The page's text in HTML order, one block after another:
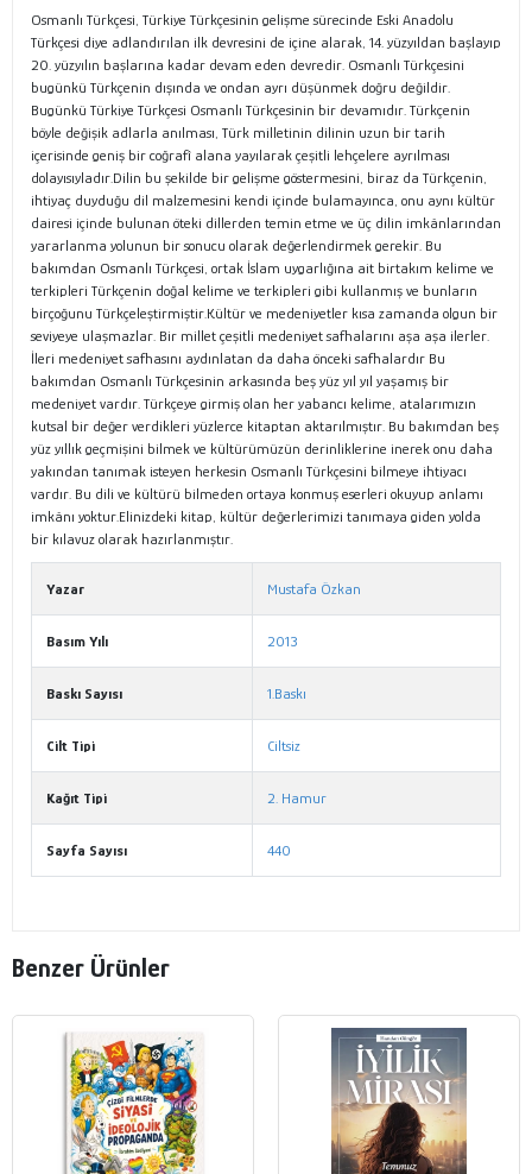
Osmanlı Türkçesi, Türkiye Türkçesinin gelişme sürecinde Eski Anadolu
Türkçesi diye adlandırılan ilk devresini de içine alarak, 14. yüzyıldan başlayıp
20. yüzyılın başlarına kadar devam eden devredir. Osmanlı Türkçesini
bugünkü Türkçenin dışında ve ondan ayrı düşünmek doğru değildir.
Bugünkü Türkiye Türkçesi Osmanlı Türkçesinin bir devamıdır. Türkçenin
böyle değişik adlarla anılması, Türk milletinin dilinin uzun bir tarih
içerisinde geniş bir coğrafî alana yayılarak çeşitli lehçelere ayrılması
dolayısıyladır.Dilin bu şekilde bir gelişme göstermesini, biraz da Türkçenin,
ihtiyaç duyduğu dil malzemesini kendi içinde bulamayınca, onu aynı kültür
dairesi içinde bulunan öteki dillerden temin etme ve üç dilin imkânlarından
yararlanma yolunun bir sonucu olarak değerlendirmek gerekir. Bu
bakımdan Osmanlı Türkçesi, ortak İslam uygarlığına ait birtakım kelime ve
terkipleri Türkçenin doğal kelime ve terkipleri gibi kullanmış ve bunların
birçoğunu Türkçeleştirmiştir.Kültür ve medeniyetler kısa zamanda olgun bir
seviyeye ulaşmazlar. Bir millet çeşitli medeniyet safhalarını aşa aşa ilerler.
İleri medeniyet safhasını aydınlatan da daha önceki safhalardır Bu
bakımdan Osmanlı Türkçesinin arkasında beş yüz yıl yıl yaşamış bir
medeniyet vardır. Türkçeye girmiş olan her yabancı kelime, atalarımızın
kutsal bir değer verdikleri yüzlerce kitaptan aktarılmıştır. Bu bakımdan beş
yüz yıllık geçmişini bilmek ve kültürümüzün derinliklerine inerek onu daha
yakından tanımak isteyen herkesin Osmanlı Türkçesini bilmeye ihtiyacı
vardır. Bu dili ve kültürü bilmeden ortaya konmuş eserleri okuyup anlamı
imkânı yoktur.Elinizdeki kitap, kültür değerlerimizi tanımaya giden yolda
bir kılavuz olarak hazırlanmıştır.
Yazar Mustafa Özkan
Basım Yılı 2013
Baskı Sayısı 1.Baskı
Cilt Tipi Ciltsiz
Kağıt Tipi 2. Hamur
Sayfa Sayısı 440
Benzer Ürünler